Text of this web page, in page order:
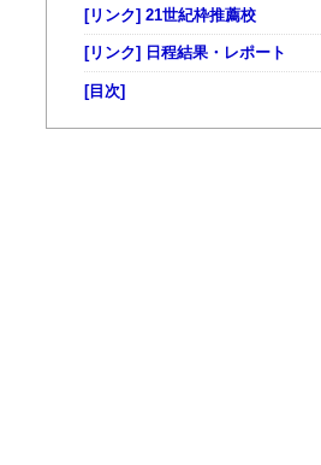
[リンク] 21世紀枠推薦校
[リンク] 日程結果・レポート
[目次]